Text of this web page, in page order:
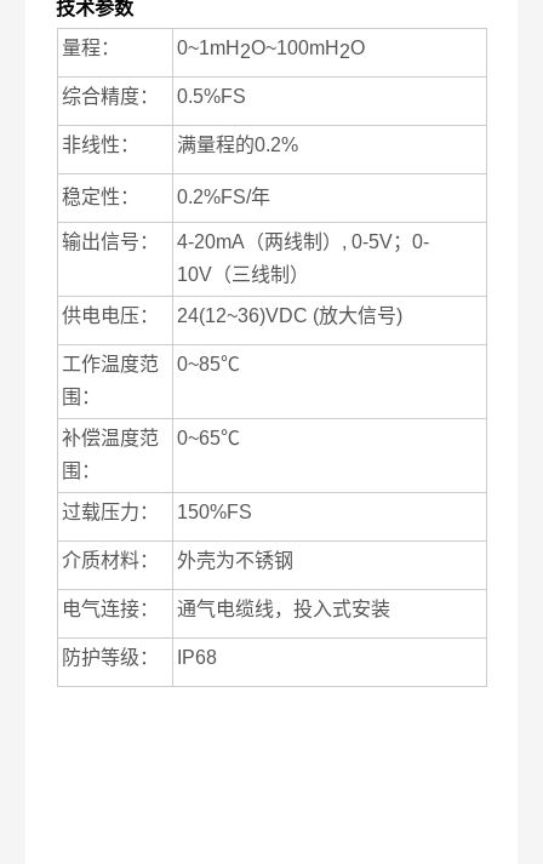
技术参数
量程：
0~1mH 2O~100mH 2O
综合精度： 0.5%FS
非线性： 满量程的0.2%
稳定性： 0.2%FS/年
输出信号： 4-20mA （两线制） , 0-5V； 0-
10V（三线制）
供电电压：
24(12~36)VDC (放大信号)
工作温度范
围：
0~85℃
补偿温度范
围：
0~65℃
过载压力： 150%FS
介质材料： 外壳为不锈钢
电气连接： 通气电缆线，投入式安装
防护等级： IP68